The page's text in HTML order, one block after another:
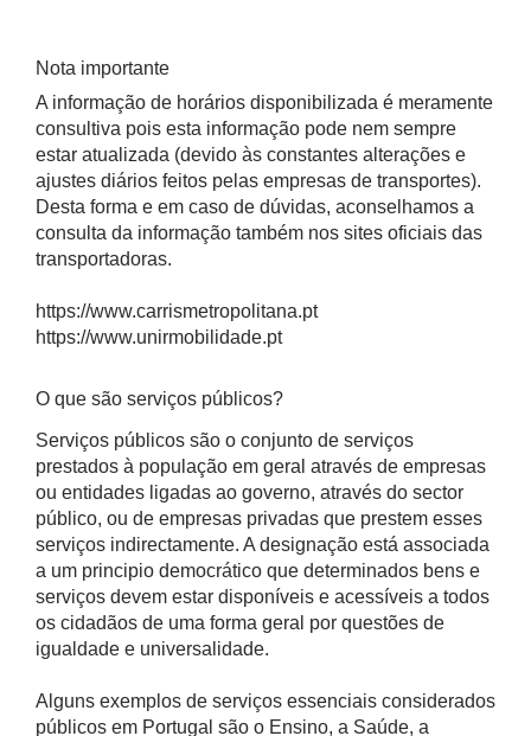
Nota importante
A informação de horários disponibilizada é meramente
consultiva pois esta informação pode nem sempre
estar atualizada (devido às constantes alterações e
ajustes diários feitos pelas empresas de transportes).
Desta forma e em caso de dúvidas, aconselhamos a
consulta da informação também nos sites oficiais das
transportadoras.
https://www.carrismetropolitana.pt
https://www.unirmobilidade.pt
O que são serviços públicos?
Serviços públicos são o conjunto de serviços
prestados à população em geral através de empresas
ou entidades ligadas ao governo, através do sector
público, ou de empresas privadas que prestem esses
serviços indirectamente. A designação está associada
a um principio democrático que determinados bens e
serviços devem estar disponíveis e acessíveis a todos
os cidadãos de uma forma geral por questões de
igualdade e universalidade.
Alguns exemplos de serviços essenciais considerados
públicos em Portugal são o Ensino, a Saúde, a